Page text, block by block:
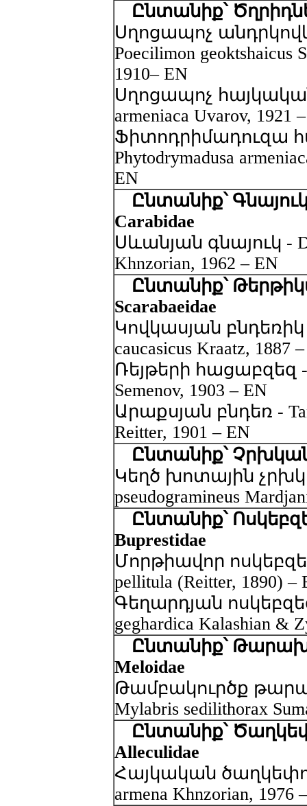
Ընտանիք՝
Սղոցապոչ
Poecilimon geoktshaicus
1910– EN
Սղոցապոչ հայկական
armeniaca Uvarov, 1921
Ֆիտոդրիմադուզա
Phytodrymadusa
EN
Ընտանիք՝
Carabidae
Սևանյան գնայուկ -
Khnzorian, 1962 – EN
Ընտանիք՝
Scarabaeidae
Կովկասյան բնդեռիկ
caucasicus Kraatz, 1887
Ռեյթերի հացաբզեզ -
Semenov, 1903 – EN
Արաքսյան բնդեռ -
Reitter, 1901 – EN
Ընտանիք՝
Կեղծ խոտային
pseudogramineus
Ընտանիք՝
Buprestidae
Մորթիավոր
pellitula (Reitter, 1890) –
Գեղարդյան ոսկեբզեզ
geghardica Kalashian &
Ընտանիք՝
Meloidae
Թամբակուրծք
Mylabris sedilithorax
Ընտանիք՝
Alleculidae
Հայկական
armena Khnzorian, 1976